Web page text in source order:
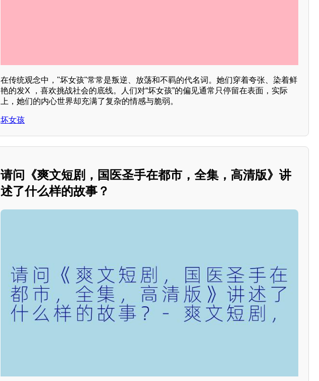
在传统观念中，"坏女孩"常常是叛逆、放荡和不羁的代名词。她们穿着夸张、染着鲜
艳的发X ，喜欢挑战社会的底线。人们对“坏女孩”的偏见通常只停留在表面，实际
上，她们的内心世界却充满了复杂的情感与脆弱。
坏女孩
请问《爽文短剧，国医圣手在都市，全集，高清版》讲
述了什么样的故事？